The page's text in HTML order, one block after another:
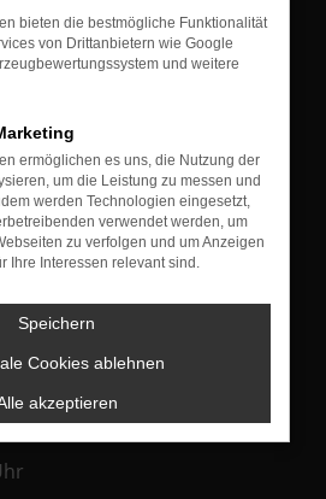
bieten die bestmögliche Funktionalität
von Drittanbietern wie Google
und weitere
ermöglichen es uns, die Nutzung der
um die Leistung zu messen und
werden Technologien eingesetzt,
verwendet werden, um
zu verfolgen und um Anzeigen
Ihre Interessen relevant sind.
Speichern
Cookies ablehnen
akzeptieren